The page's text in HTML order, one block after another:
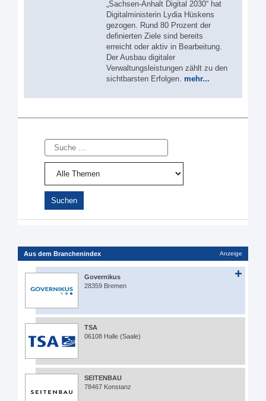
„Sachsen-Anhalt Digital 2030“ hat
Digitalministerin Lydia Hüskens
gezogen. Rund 80 Prozent der
definierten Ziele sind bereits
erreicht oder aktiv in Bearbeitung.
Der Ausbau digitaler
Verwaltungsleistungen zählt zu den
sichtbarsten Erfolgen. mehr...
Suche
Aus dem Branchenindex Anzeige
Governikus
28359 Bremen
TSA
06108 Halle (Saale)
SEITENBAU
78467 Konstanz